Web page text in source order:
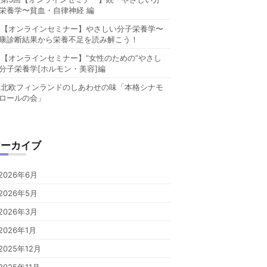
養学〜貧血・自律神経 編
【オンラインセミナー】やさしい分子栄養学〜
診断結果から栄養不足を読み解こう！
【オンラインセミナー】”女性のための”やさし
子栄養学[ホルモン・美容]編
北欧フィンランドのしあわせの味「本格シナモ
ールの会」
カイブ
年6月
年5月
年3月
年1月
年12月